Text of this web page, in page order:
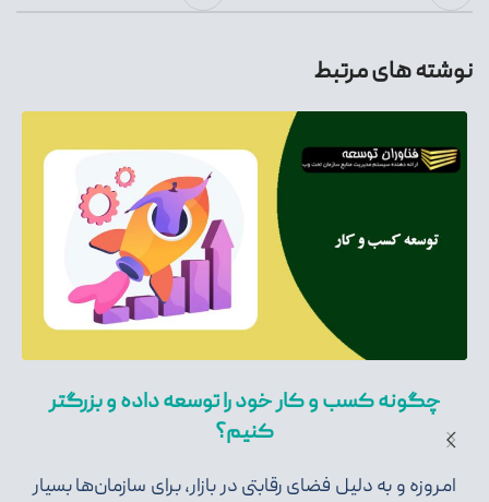
نوشته های مرتبط
چگونه کسب و کار خود را توسعه داده و بزرگتر
کنیم؟
امروزه و به دلیل فضای رقابتی در بازار، برای سازمان‌ها بسیار